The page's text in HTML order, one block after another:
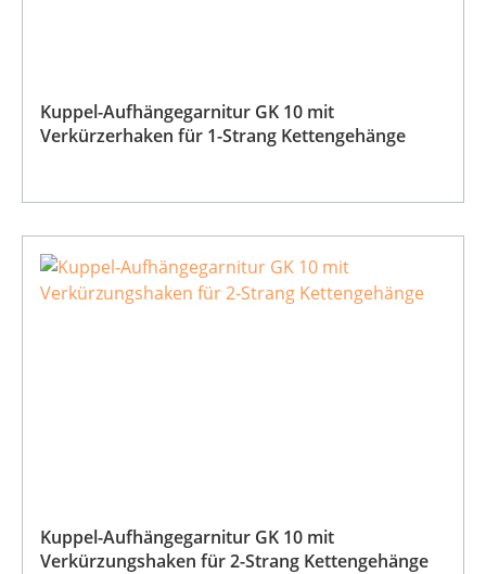
Kuppel-Aufhängegarnitur GK 10 mit
Verkürzerhaken für 1-Strang Kettengehänge
Kuppel-Aufhängegarnitur GK 10 mit
Verkürzungshaken für 2-Strang Kettengehänge